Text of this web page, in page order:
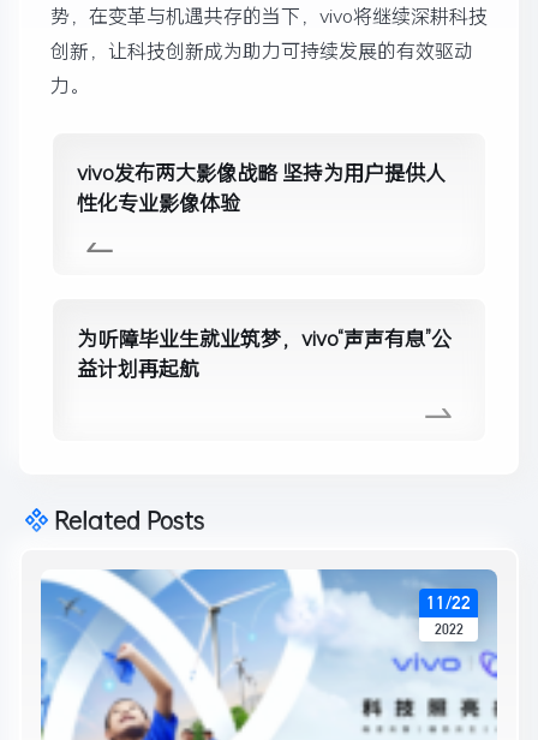
势，在变革与机遇共存的当下，vivo将继续深耕科技
创新，让科技创新成为助力可持续发展的有效驱动
力。
vivo发布两大影像战略 坚持为用户提供人
性化专业影像体验
为听障毕业生就业筑梦，vivo“声声有息”公
益计划再起航
Related Posts
11/22
2022